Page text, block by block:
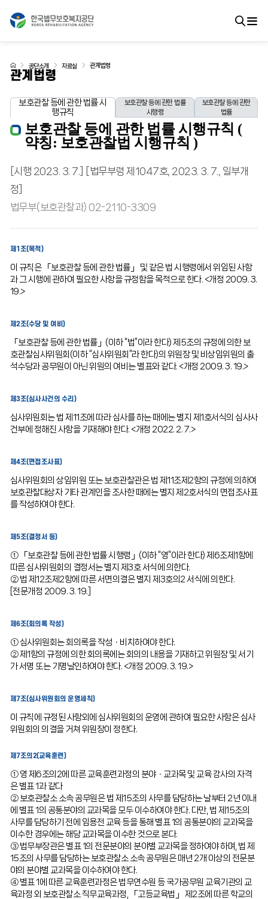
관계법령
공단소개 자료실 관계법령
보호관찰 등에 관한 법률 시
행규칙
보호관찰 등에 관한 법률
시행령
보호관찰 등에 관한
법률
보호관찰 등에 관한 법률 시행규칙 (
약칭: 보호관찰법 시행규칙 )
[시행 2023. 3. 7.] [법무부령 제1047호, 2023. 3. 7., 일부개
정]
법무부(보호관찰과) 02-2110-3309
제1조(목적)
이 규칙은 「보호관찰 등에 관한 법률」 및 같은 법 시행령에서 위임된 사항
과 그 시행에 관하여 필요한 사항을 규정함을 목적으로 한다. <개정 2009. 3.
19.>
제2조(수당 및 여비)
「보호관찰 등에 관한 법률」(이하 “법”이라 한다) 제5조의 규정에 의한 보
호관찰심사위원회(이하 “심사위원회”라 한다)의 위원장 및 비상임위원의 출
석수당과 공무원이 아닌 위원의 여비는 별표와 같다. <개정 2009. 3. 19.>
제3조(심사사건의 수리)
심사위원회는 법 제11조에 따라 심사를 하는 때에는 별지 제1호서식의 심사사
건부에 정해진 사항을 기재해야 한다. <개정 2022. 2. 7.>
제4조(면접조사표)
심사위원회의 상임위원 또는 보호관찰관은 법 제11조제2항의 규정에 의하여
보호관찰대상자 기타 관계인을 조사한 때에는 별지 제2호서식의 면접조사표
를 작성하여야 한다.
제5조(결정서 등)
① 「보호관찰 등에 관한 법률 시행령」(이하 “영”이라 한다) 제6조제1항에
따른 심사위원회의 결정서는 별지 제3호 서식에 의한다.
② 법 제12조제2항에 따른 서면의결은 별지 제3호의2 서식에 의한다.
[전문개정 2009. 3. 19.]
제6조(회의록 작성)
① 심사위원회는 회의록을 작성ㆍ비치하여야 한다.
② 제1항의 규정에 의한 회의록에는 회의의 내용을 기재하고 위원장 및 서기
가 서명 또는 기명날인하여야 한다. <개정 2009. 3. 19.>
제7조(심사위원회의 운영세칙)
이 규칙에 규정된 사항외에 심사위원회의 운영에 관하여 필요한 사항은 심사
위원회의 의결을 거쳐 위원장이 정한다.
제7조의2(교육훈련)
① 영 제6조의2에 따른 교육훈련과정의 분야ㆍ교과목 및 교육 강사의 자격
은 별표 1과 같다
② 보호관찰소 소속 공무원은 법 제15조의 사무를 담당하는 날부터 2년 이내
에 별표 1의 공통분야의 교과목을 모두 이수하여야 한다. 다만, 법 제15조의
사무를 담당하기 전에 임용전 교육 등을 통해 별표 1의 공통분야의 교과목을
이수한 경우에는 해당 교과목을 이수한 것으로 본다.
③ 법무부장관은 별표 1의 전문분야의 분야별 교과목을 정하여야 하며, 법 제
15조의 사무를 담당하는 보호관찰소 소속 공무원은 매년 2개 이상의 전문분
야의 분야별 교과목을 이수하여야 한다.
④ 별표 1에 따른 교육훈련과정은 법무연수원 등 국가공무원 교육기관의 교
육과정 외 보호관찰소 직무교육과정, 「고등교육법」 제2조에 따른 학교의